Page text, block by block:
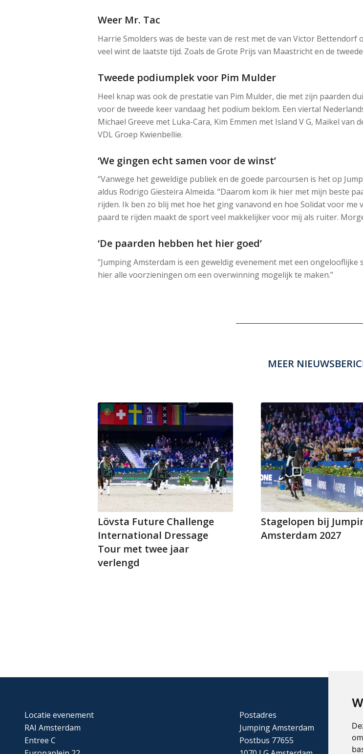
Weer Mr. Tac
Harrie Smolders was de beste van de rest met de van Victor
veel wint de laatste tijd. Zoals de Grote Prijs van Maastricht en de
Tweede podiumplek voor Pim Mulder
Heel knap was ook de prestatie van Pim Mulder, die met zijn paarden
voor de tweede keer vandaag het podium beklom. Een viertal
Michael Greeve met Luka-Cara, Kim Emmen met Island V G, Maikel
VDL Groep Kwienbellie.
‘We gingen echt samen voor de winst’
‘’Vanwege het geweldige publiek en de goede parcoursen is het op
aldus Rodrigo Giesteira Almeida. “Daarom kom ik hier met mijn beste
rijden. Ik ben zo blij met hoe het ging vanavond en hoe Solidat voor me
paard te rijden maakt de sport veel makkelijker voor mij als ruiter.
‘De paarden hebben het hier goed’
‘’Jumping Amsterdam is een geweldig evenement met een
hier alle voorzieningen om een overwinning mogelijk te maken.’’
MEER
Lövsta Future Challenge
International Dressage
Tour met twee jaar
verlengd
Stagelopen bij
Amsterdam 2027
Locatie evenement
RAI Amsterdam
Entree C
Postadres
Jumping Amsterdam
Postbus 77655